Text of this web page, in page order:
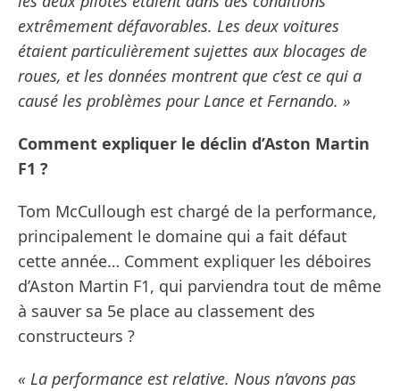
extrêmement défavorables. Les deux voitures
étaient particulièrement sujettes aux blocages de
roues, et les données montrent que c’est ce qui a
causé les problèmes pour Lance et Fernando. »
Comment expliquer le déclin d’Aston Martin
F1 ?
Tom McCullough est chargé de la performance,
principalement le domaine qui a fait défaut
cette année… Comment expliquer les déboires
d’Aston Martin F1, qui parviendra tout de même
à sauver sa 5e place au classement des
constructeurs ?
« La performance est relative. Nous n’avons pas